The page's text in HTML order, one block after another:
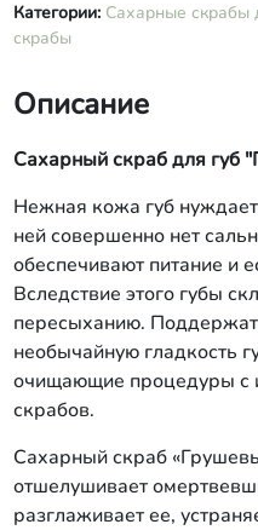
Категории: Сахарные скрабы
скрабы
Описание
Сахарный скраб для губ
Нежная кожа губ
ней совершенно нет
обеспечивают питание и
Вследствие этого губы
пересыханию.
необычайную гладкость
очищающие процедуры с
скрабов.
Сахарный скраб
отшелушивает
разглаживает ее,